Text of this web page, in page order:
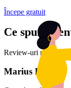
Începe gratuit
Ce spun
Review-uri reale de
Marius D.